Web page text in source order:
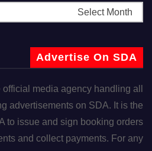
Advertise On SDA
media agency handling all
advertisements on SDA. It is the
to issue and sign booking orders
and collect payments. For any